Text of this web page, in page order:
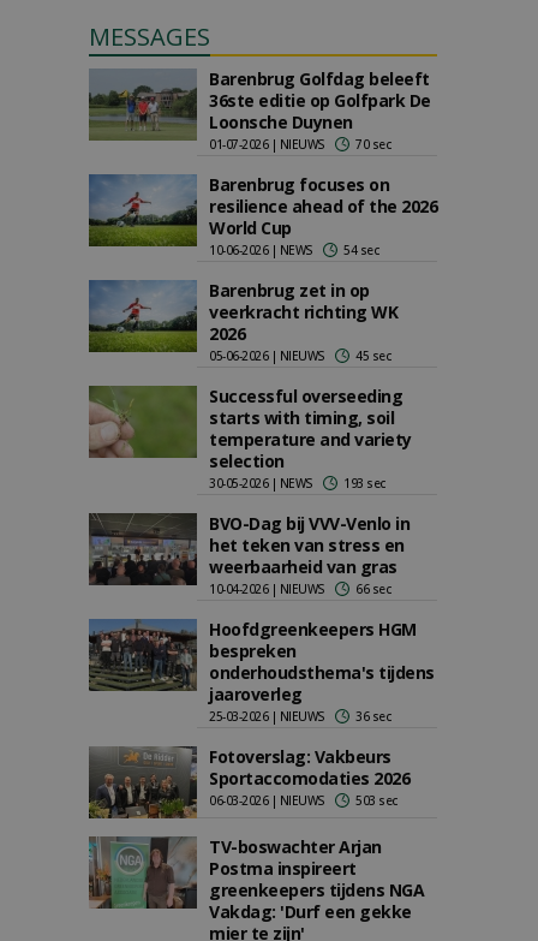
MESSAGES
Barenbrug Golfdag beleeft
36ste editie op Golfpark De
Loonsche Duynen
01-07-2026 | NIEUWS 70 sec
Barenbrug focuses on
resilience ahead of the 2026
World Cup
10-06-2026 | NEWS 54 sec
Barenbrug zet in op
veerkracht richting WK
2026
05-06-2026 | NIEUWS 45 sec
Successful overseeding
starts with timing, soil
temperature and variety
selection
30-05-2026 | NEWS 193 sec
BVO-Dag bij VVV-Venlo in
het teken van stress en
weerbaarheid van gras
10-04-2026 | NIEUWS 66 sec
Hoofdgreenkeepers HGM
bespreken
onderhoudsthema's tijdens
jaaroverleg
25-03-2026 | NIEUWS 36 sec
Fotoverslag: Vakbeurs
Sportaccomodaties 2026
06-03-2026 | NIEUWS 503 sec
TV-boswachter Arjan
Postma inspireert
greenkeepers tijdens NGA
Vakdag: 'Durf een gekke
mier te zijn'